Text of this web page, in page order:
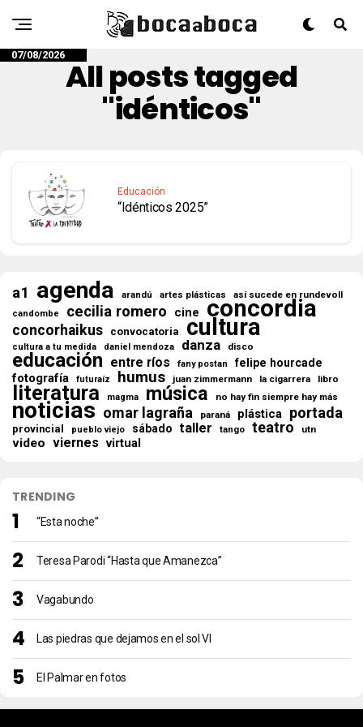
07/08/2026
All posts tagged
"idénticos"
Educación
“Idénticos 2025”
a1 agenda arandú artes plásticas así sucede en rundevoll
candombe cecilia romero cine concordia
concorhaikus convocatoria cultura
cultura a tu medida daniel mendoza danza disco
educación entre ríos fany postan felipe hourcade
fotografía futuraíz humus juan zimmermann la cigarrera libro
literatura magma música no hay fin siempre hay más
noticias omar lagraña paraná plástica portada
provincial pueblo viejo sábado taller tango teatro utn
video viernes virtual
TRENDING
“Esta noche”
Teresa Parodi “Hasta que Amanezca”
Vagabundo
Las piedras que dejamos en el sol VI
El Palmar en fotos